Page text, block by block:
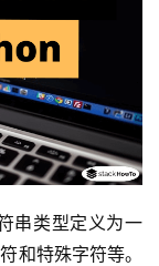
串类型定义为一
和特殊字符等。